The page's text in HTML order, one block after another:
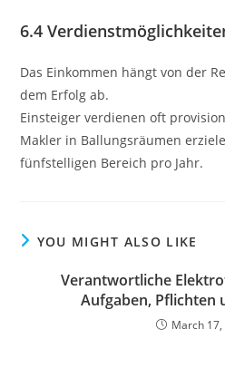
6.4
Das Einkommen hängt von der
dem Erfolg ab.
Einsteiger verdienen oft
Makler in Ballungsräumen
fünfstelligen Bereich pro Jahr.
YOU MIGHT ALSO LIKE
Verantwortliche
Aufgaben, Pflichten
March 17,